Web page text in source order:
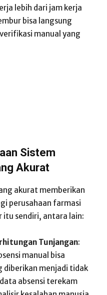
lebih dari jam kerja
bisa langsung
manual yang
Sistem
Akurat
akurat memberikan
perusahaan farmasi
itu sendiri, antara lain:
Tunjangan:
manual bisa
diberikan menjadi tidak
absensi terekam